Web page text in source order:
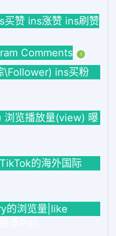
买赞 ins涨赞 ins刷赞
Comments 1
\Follower) ins买粉
浏览播放量(view) 曝
的海外国际
的浏览量|like